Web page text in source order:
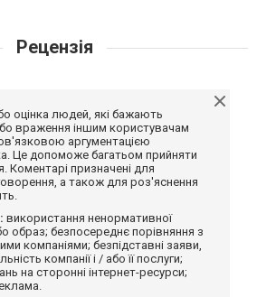
Рецензія
оцінка людей, які бажають
враження іншим користувачам
аргументацією
Це допоможе багатьом прийняти
Коментарі призначені для
а також для роз'яснення
використання ненормативної
образ; безпосереднє порівняння з
компаніями; безпідставні заяви,
компанії і / або її послуги;
на сторонні інтернет-ресурси;